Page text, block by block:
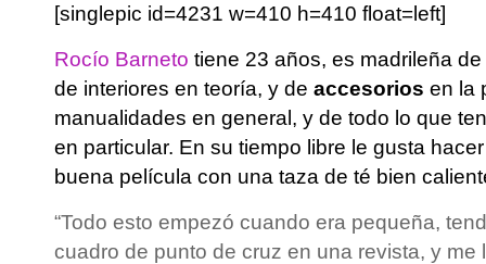
[singlepic id=4231 w=410 h=410 float=left]
Rocío Barneto tiene 23 años, es madrileña
de interiores en teoría, y de accesorios en la
manualidades en general, y de todo lo que
en particular. En su tiempo libre le gusta
buena película con una taza de té bien
“Todo esto empezó cuando era pequeña,
cuadro de punto de cruz en una revista, y me